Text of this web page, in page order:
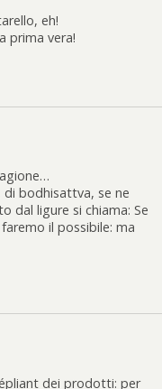
eh!
prima vera!
di bodhisattva, se ne
dal ligure si chiama: Se
il possibile: ma
dei prodotti: per